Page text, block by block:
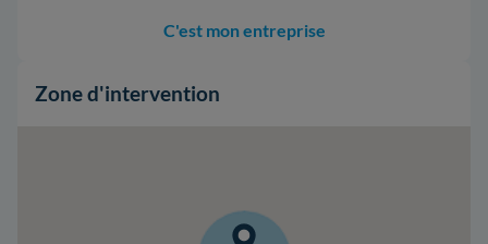
C'est mon entreprise
Zone d'intervention